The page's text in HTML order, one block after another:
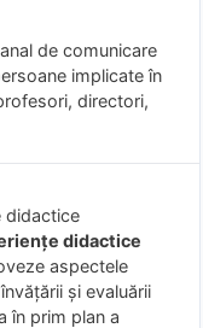
de comunicare
implicate în
directori,
didactice
aspectele
şi evaluării
în prim plan a